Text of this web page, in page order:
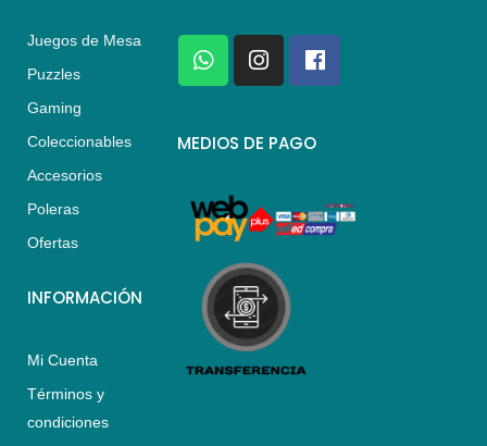
Juegos de Mesa
Puzzles
Gaming
Coleccionables
Accesorios
Poleras
Ofertas
INFORMACIÓN
Mi Cuenta
Términos y
condiciones
W
h
a
s
p
I
n
s
a
a
m
F
a
c
b
k
MEDIOS DE PAGO